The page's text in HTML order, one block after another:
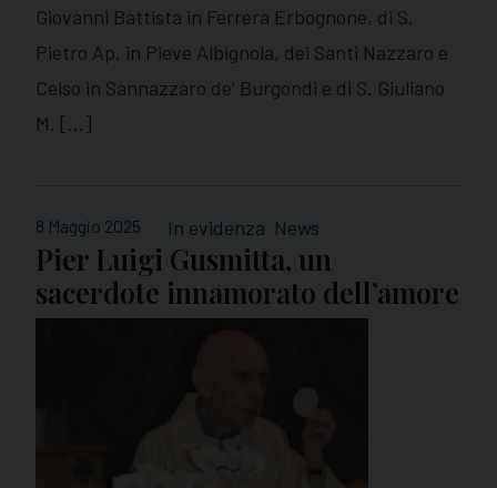
Giovanni Battista in Ferrera Erbognone, di S.
Pietro Ap. in Pieve Albignola, dei Santi Nazzaro e
Celso in Sannazzaro de’ Burgondi e di S. Giuliano
M. […]
8 Maggio 2025 In evidenza News
Pier Luigi Gusmitta, un
sacerdote innamorato dell’amore